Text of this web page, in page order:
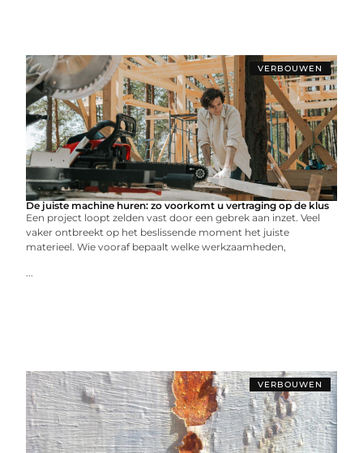
VERBOUWEN
De juiste machine huren: zo voorkomt u vertraging op de klus
Een project loopt zelden vast door een gebrek aan inzet. Veel
vaker ontbreekt op het beslissende moment het juiste
materieel. Wie vooraf bepaalt welke werkzaamheden,
...
VERBOUWEN